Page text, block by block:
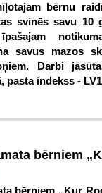
bērnu
svinēs savu 10
savus mazos
Darbi
pasta indekss -
bērniem
bērniem „Kur